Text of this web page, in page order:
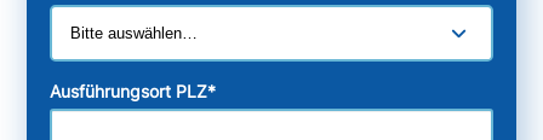
Ausführungsort PLZ*